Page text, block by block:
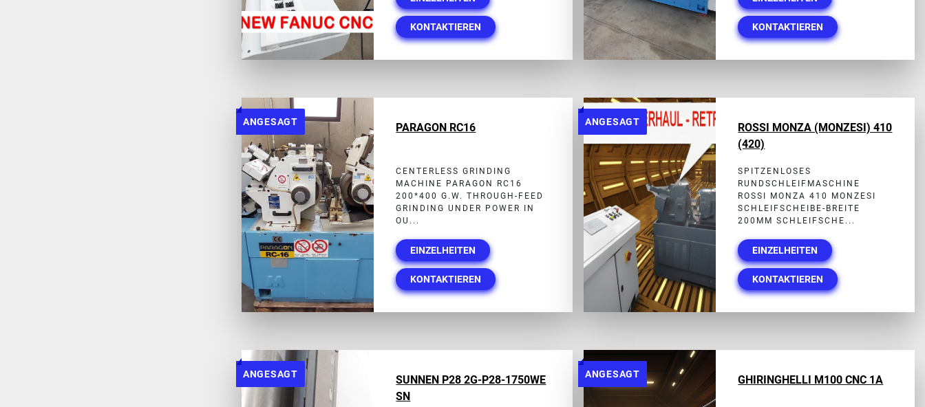
KONTAKTIEREN KONTAKTIEREN
ANGESAGT PARAGON RC16
CENTERLESS GRINDING
MACHINE PARAGON RC16
200*400 G.W. THROUGH-FEED
GRINDING UNDER POWER IN
OU...
EINZELHEITEN
KONTAKTIEREN
ANGESAGT
ROSSI MONZA (MONZESI) 410
(420)
SPITZENLOSES
RUNDSCHLEIFMASCHINE
ROSSI MONZA 410 MONZESI
SCHLEIFSCHEIBE-BREITE
200MM SCHLEIFSCHE...
EINZELHEITEN
KONTAKTIEREN
ANGESAGT
SUNNEN P28 2G-P28-1750WE
SN
ANGESAGT GHIRINGHELLI M100 CNC 1A